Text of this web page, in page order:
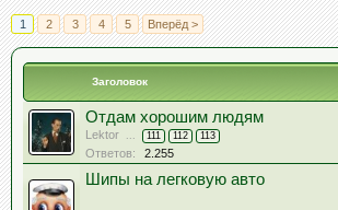
1 2 3 4 5 Вперёд >
Заголовок
Отдам хорошим людям
Lektor ... 111 112 113
Ответов: 2.255
Шипы на легковую авто